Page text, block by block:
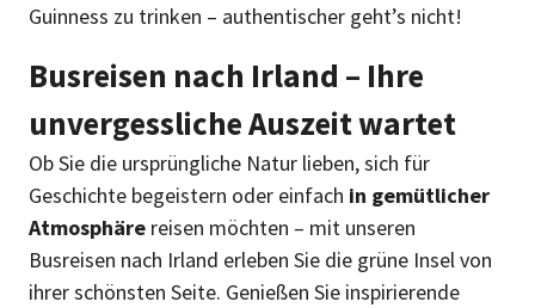
Guinness zu trinken – authentischer geht’s nicht!
Busreisen nach Irland – Ihre
unvergessliche Auszeit wartet
Ob Sie die ursprüngliche Natur lieben, sich für
Geschichte begeistern oder einfach in gemütlicher
Atmosphäre reisen möchten – mit unseren
Busreisen nach Irland erleben Sie die grüne Insel von
ihrer schönsten Seite. Genießen Sie inspirierende